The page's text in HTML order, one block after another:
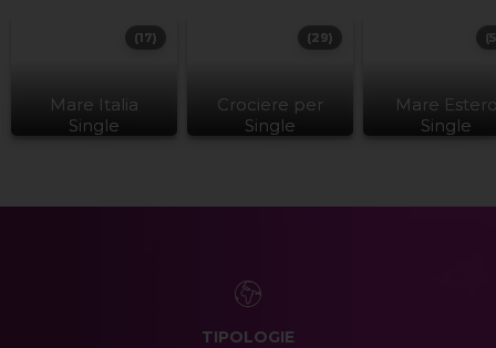
Mare Italia
Single
(17)
Crociere per
Single
(29)
Mare
Single
TIPOLOGIE